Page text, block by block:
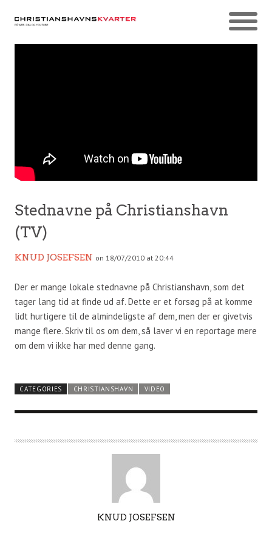
Stednavne på Christianshavn
(TV)
KNUD JOSEFSEN on 18/07/2010 at 20:44
Der er mange lokale stednavne på Christianshavn, som det
tager lang tid at finde ud af. Dette er et forsøg på at komme
lidt hurtigere til de almindeligste af dem, men der er givetvis
mange flere. Skriv til os om dem, så laver vi en reportage mere
om dem vi ikke har med denne gang.
CATEGORIES CHRISTIANSHAVN VIDEO
KNUD JOSEFSEN